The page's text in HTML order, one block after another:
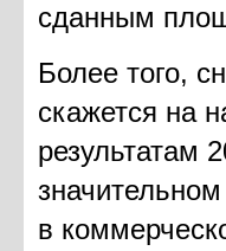
сданным
Более того,
скажется на
результатам
в